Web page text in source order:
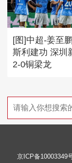
[图]中超-姜至
斯利建功 深圳
2-0铜梁龙
京ICP备10003349